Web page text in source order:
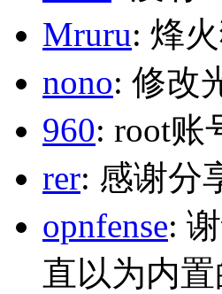
Mruru: 烽
nono: 修改
960: root账
rer: 感谢分
opnfense:
直以为内